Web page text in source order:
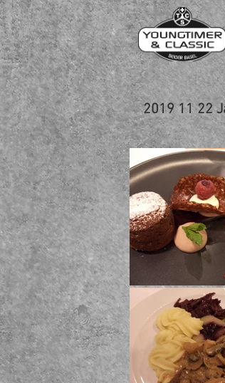
2019 11 22